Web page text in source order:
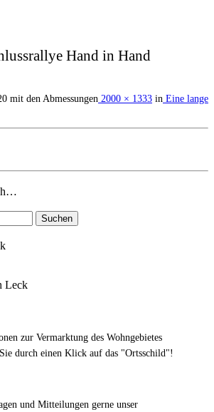
Hand in Hand
mit den Abmessungen 2000 × 1333 in Eine lange
Leck
zur Vermarktung des Wohngebietes
durch einen Klick auf das "Ortsschild"!
und Mitteilungen gerne unser